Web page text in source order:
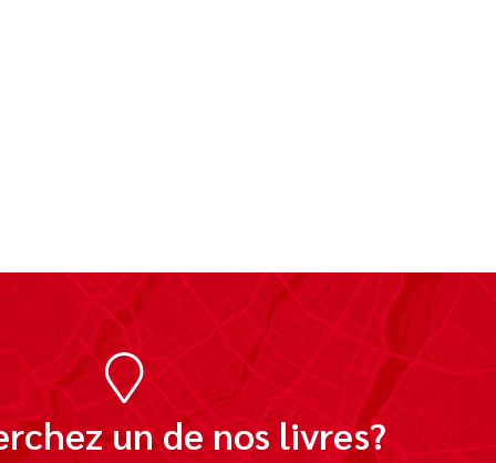
un de nos livres?